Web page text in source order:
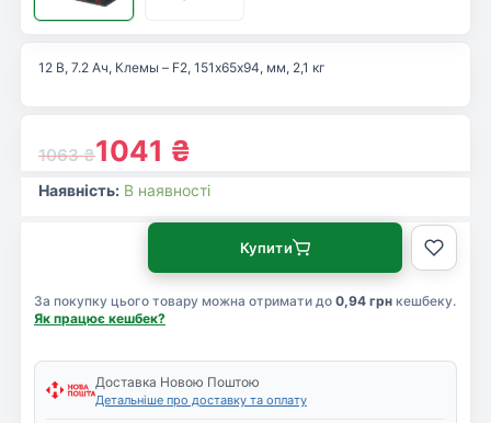
1063₴1041 ₴
12 В, 7.2 Ач, Клемы – F2, 151х65х94, мм, 2,1 кг
Наявність: В наявності
За покупку цього товару можна отримати до 0,94 грн кешбеку.
Як працює кешбек?
Купити
Доставка Новою Поштою
Детальніше про доставку та оплату